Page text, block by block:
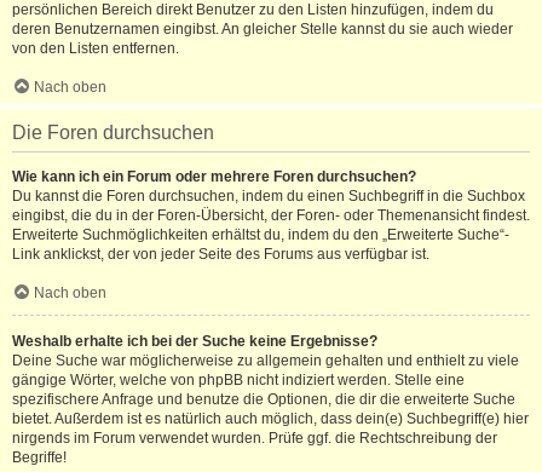
persönlichen Bereich direkt Benutzer zu den Listen hinzufügen, indem du
deren Benutzernamen eingibst. An gleicher Stelle kannst du sie auch wieder
von den Listen entfernen.
Nach oben
Die Foren durchsuchen
Wie kann ich ein Forum oder mehrere Foren durchsuchen?
Du kannst die Foren durchsuchen, indem du einen Suchbegriff in die Suchbox
eingibst, die du in der Foren-Übersicht, der Foren- oder Themenansicht findest.
Erweiterte Suchmöglichkeiten erhältst du, indem du den „Erweiterte Suche“-
Link anklickst, der von jeder Seite des Forums aus verfügbar ist.
Nach oben
Weshalb erhalte ich bei der Suche keine Ergebnisse?
Deine Suche war möglicherweise zu allgemein gehalten und enthielt zu viele
gängige Wörter, welche von phpBB nicht indiziert werden. Stelle eine
spezifischere Anfrage und benutze die Optionen, die dir die erweiterte Suche
bietet. Außerdem ist es natürlich auch möglich, dass dein(e) Suchbegriff(e) hier
nirgends im Forum verwendet wurden. Prüfe ggf. die Rechtschreibung der
Begriffe!